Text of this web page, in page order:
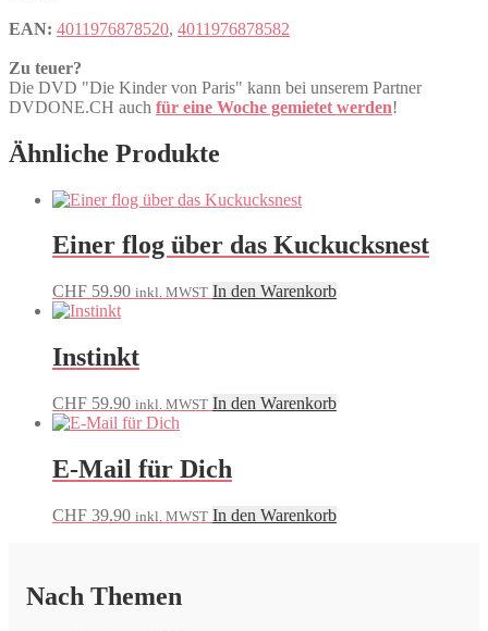
EAN: 4011976878520, 4011976878582
Zu teuer?
Die DVD "Die Kinder von Paris" kann bei unserem Partner
DVDONE.CH auch für eine Woche gemietet werden!
Ähnliche Produkte
Einer flog über das Kuckucksnest
CHF 59.90 inkl. MWST In den Warenkorb
Instinkt
CHF 59.90 inkl. MWST In den Warenkorb
E-Mail für Dich
CHF 39.90 inkl. MWST In den Warenkorb
Nach Themen